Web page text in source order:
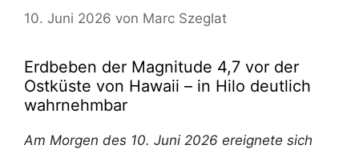
10. Juni 2026 von Marc Szeglat
Erdbeben der Magnitude 4,7 vor der
Ostküste von Hawaii – in Hilo deutlich
wahrnehmbar
Am Morgen des 10. Juni 2026 ereignete sich